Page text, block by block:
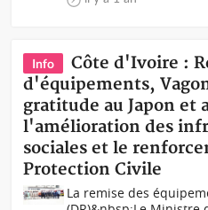
Info
Côte d'Ivoire :
d'équipements,
gratitude au Japon et
l'amélioration des
sociales et le
Protection Civile
La remise des